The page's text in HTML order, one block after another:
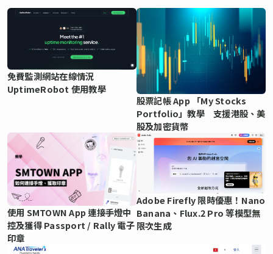
免費監測網站在線情況
UptimeRobot 使用教學
股票記帳 App 「My Stocks
Portfolio」教學 支援港股、美
股及加密貨幣
使用 SMTOWN App 連接手燈中
控及獲得 Passport / Rally 電子
印章
Adobe Firefly 限時優惠！Nano
Banana、Flux.2 Pro 等模型無
限次生成